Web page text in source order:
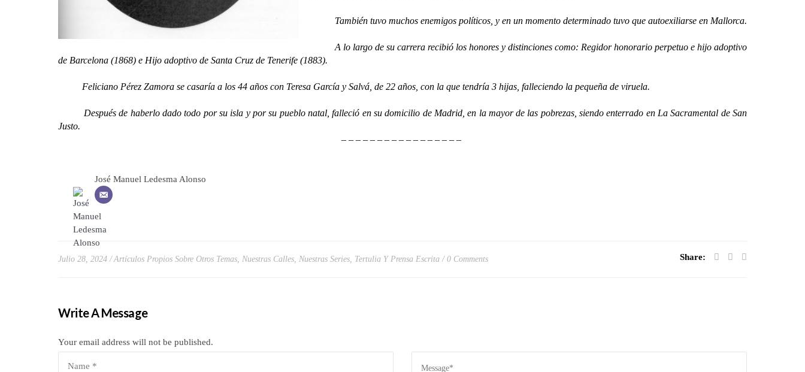
También tuvo muchos enemigos políticos, y en un momento determinado tuvo que autoexiliarse en Mallorca.
A lo largo de su carrera recibió los honores y distinciones como: Regidor honorario perpetuo e hijo adoptivo
de Barcelona (1868) e Hijo adoptivo de Santa Cruz de Tenerife (1883).
Feliciano Pérez Zamora se casaría a los 44 años con Teresa García y Salvá, de 22 años, con la que tendría 3 hijas, falleciendo la pequeña de viruela.
Después de haberlo dado todo por su isla y por su pueblo natal, falleció en su domicilio de Madrid, en la mayor de las pobrezas, siendo enterrado en La Sacramental de San
Justo.
– – – – – – – – – – – – – – – – –
José Manuel Ledesma Alonso
Julio 28, 2024 Artículos Propios Sobre Otros Temas Nuestras Calles Nuestras Series Tertulia Y Prensa Escrita 0 Comments Share:
Write A Message
Your email address will not be published.